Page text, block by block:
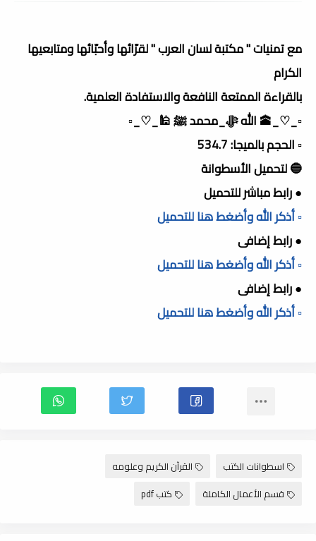
مع تمنيات " مكتبة لسان العرب " لقرّائها وأحبّائها ومتابعيها
الكرام
بالقراءة الممتعة النافعة والاستفادة العلمية.
▫️_♡_🕋 الله ﷻ_محمد ﷺ 🕌_♡_▫️
▫️ الحجم بالميجا: 534.7
🔵 لتحميل الأسطوانة
● رابط مباشر للتحميل
▫️ أذكر الله وأضغط هنا للتحميل
● رابط إضافى
▫️ أذكر الله وأضغط هنا للتحميل
● رابط إضافى
▫️ أذكر الله وأضغط هنا للتحميل
اسطوانات الكتب
القرآن الكريم وعلومه
قسم الأعمال الكاملة
كتب pdf